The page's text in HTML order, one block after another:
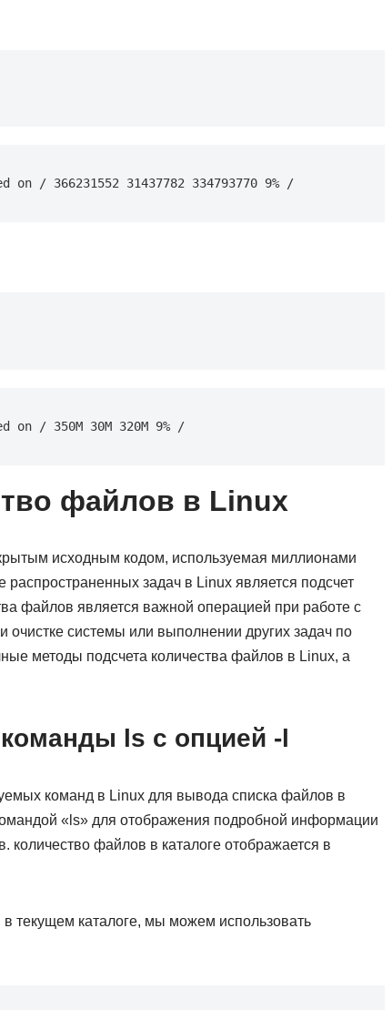
on / 366231552 31437782 334793770 9% /
on / 350M 30M 320M 9% /
файлов в Linux
исходным кодом, используемая миллионами
задач в Linux является подсчет
файлов является важной операцией при работе с
системы или выполнении других задач по
методы подсчета количества файлов в Linux, а
ls с опцией -l
команд в Linux для вывода списка файлов в
«ls» для отображения подробной информации
количество файлов в каталоге отображается в
текущем каталоге, мы можем использовать